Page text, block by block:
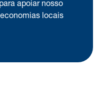
apoiar nosso
locais